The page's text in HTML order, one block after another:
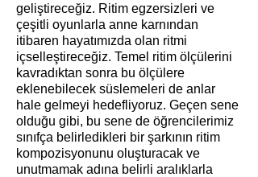
geliştireceğiz. Ritim egzersizleri ve
çeşitli oyunlarla anne karnından
itibaren hayatımızda olan ritmi
içselleştireceğiz. Temel ritim ölçülerini
kavradıktan sonra bu ölçülere
eklenebilecek süslemeleri de anlar
hale gelmeyi hedefliyoruz. Geçen sene
olduğu gibi, bu sene de öğrencilerimiz
sınıfça belirledikleri bir şarkının ritim
kompozisyonunu oluşturacak ve
unutmamak adına belirli aralıklarla